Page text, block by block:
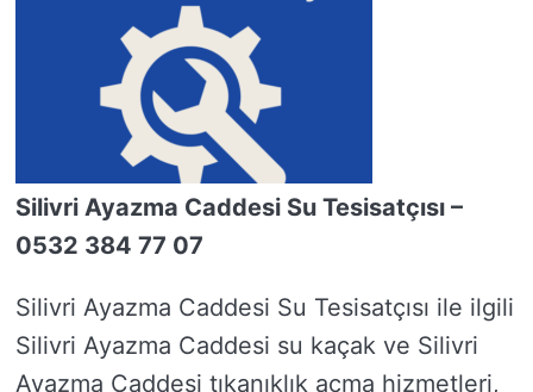
Silivri Ayazma Caddesi Su Tesisatçısı –
0532 384 77 07
Silivri Ayazma Caddesi Su Tesisatçısı ile ilgili
Silivri Ayazma Caddesi su kaçak ve Silivri
Ayazma Caddesi tıkanıklık açma hizmetleri,